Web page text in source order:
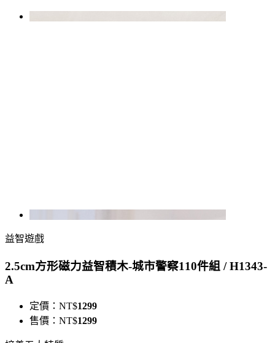
益智遊戲
2.5cm方形磁力益智積木-城市警察110件組 / H1343-
A
定價： NT$1299
售價： NT$1299